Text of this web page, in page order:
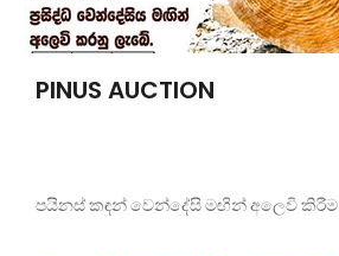
PINUS AUCTION
පයිනස් කඳන් වෙන්දේසි මඟින් අලෙවි කිරීම